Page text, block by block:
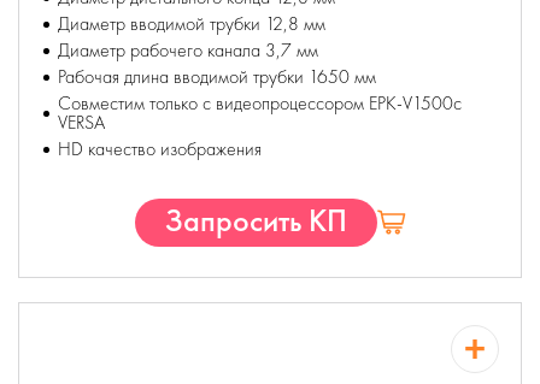
Диаметр вводимой трубки 12,8 мм
Диаметр рабочего канала 3,7 мм
Рабочая длина вводимой трубки 1650 мм
Совместим только с видеопроцессором EPK-V1500c
VERSA
HD качество изображения
Запросить КП